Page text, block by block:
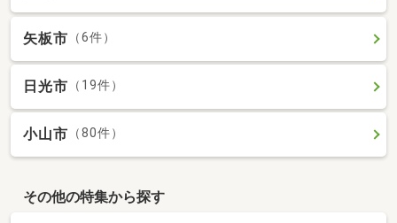
矢板市 （6件）
日光市 （19件）
小山市 （80件）
その他の特集から探す